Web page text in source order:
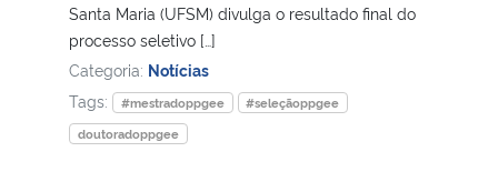
Ministério da Ciência, Tecnologia, Inovações e Comunicações
Ministério do Meio Ambiente
Ministério do Turismo
Santa Maria (UFSM) divulga o resultado final do
processo seletivo […]
Categoria: Notícias
Tags:
#mestradoppgee
#seleçãoppgee
doutoradoppgee